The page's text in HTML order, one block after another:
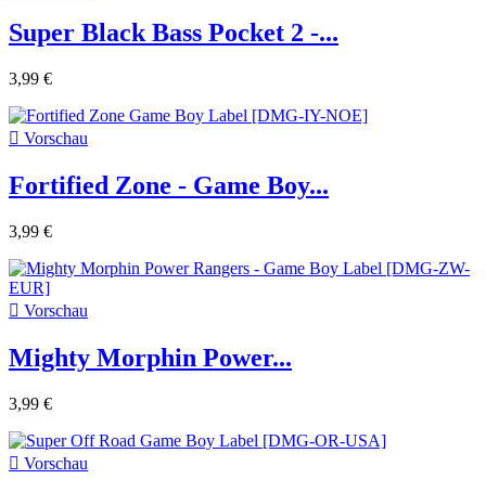
Super Black Bass Pocket 2 -...
3,99 €
 Vorschau
Fortified Zone - Game Boy...
3,99 €
 Vorschau
Mighty Morphin Power...
3,99 €
 Vorschau